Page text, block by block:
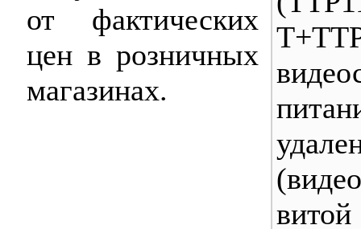
от фактических
цен в розничных
магазинах.